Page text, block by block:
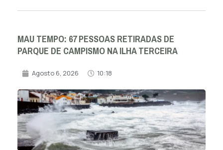
MAU TEMPO: 67 PESSOAS RETIRADAS DE
PARQUE DE CAMPISMO NA ILHA TERCEIRA
Agosto 6, 2026 10:18